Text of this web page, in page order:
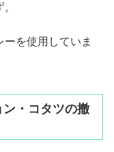
を使用していま
・コタツの撤